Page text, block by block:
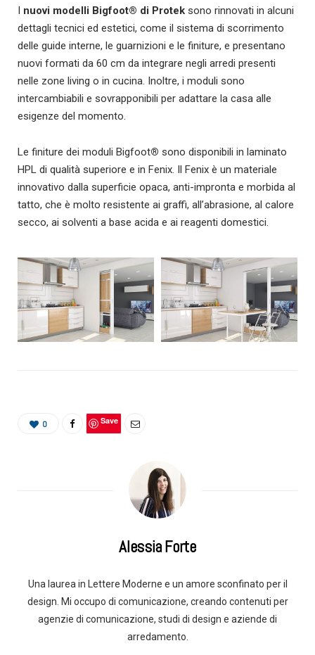
I nuovi modelli Bigfoot® di Protek sono rinnovati in alcuni
dettagli tecnici ed estetici, come il sistema di scorrimento
delle guide interne, le guarnizioni e le finiture, e presentano
nuovi formati da 60 cm da integrare negli arredi presenti
nelle zone living o in cucina. Inoltre, i moduli sono
intercambiabili e sovrapponibili per adattare la casa alle
esigenze del momento.
Le finiture dei moduli Bigfoot® sono disponibili in laminato
HPL di qualità superiore e in Fenix. Il Fenix è un materiale
innovativo dalla superficie opaca, anti-impronta e morbida al
tatto, che è molto resistente ai graffi, all’abrasione, al calore
secco, ai solventi a base acida e ai reagenti domestici.
0 Save
Alessia Forte
Una laurea in Lettere Moderne e un amore sconfinato per il
design. Mi occupo di comunicazione, creando contenuti per
agenzie di comunicazione, studi di design e aziende di
arredamento.